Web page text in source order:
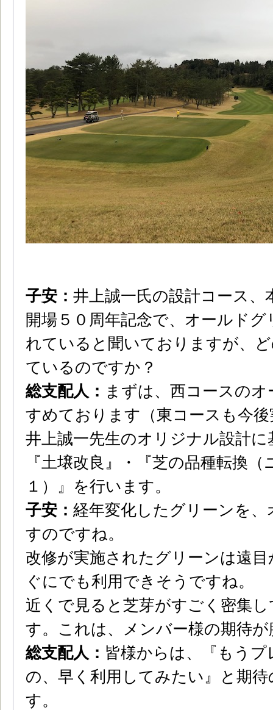
子安： 井上誠一氏の設計コース、
開場５０周年記念で、オールド
れていると聞いておりますが、
ているのですか？
総支配人： まずは、西コースの
すめております（東コースも今後
井上誠一先生のオリジナル設計
『土壌改良』・『芝の品種転換
１）』を行います。
子安： 経年変化したグリーンを
すのですね。
改修が実施されたグリーンは遠
ぐにでも利用できそうですね。
近くで見ると芝芽がすごく密集
す。これは、メンバー様の期待
総支配人： 皆様からは、『もう
の、早く利用してみたい』と期
す。